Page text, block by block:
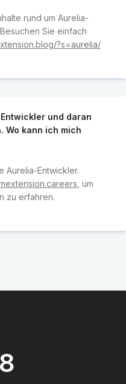
rund um Aurelia-
Sie einfach
?s=aurelia/
und daran
Wo kann ich mich
Aurelia-Entwickler.
, um
zu erfahren.